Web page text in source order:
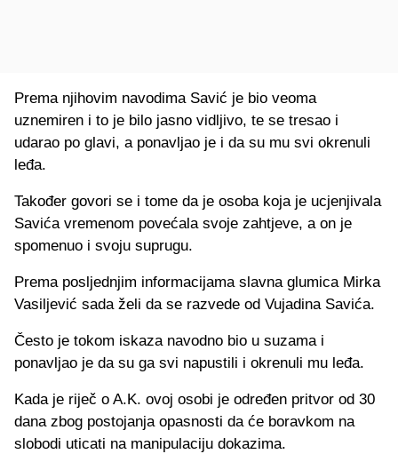
Prema njihovim navodima Savić je bio veoma
uznemiren i to je bilo jasno vidljivo, te se tresao i
udarao po glavi, a ponavljao je i da su mu svi okrenuli
leđa.
Također govori se i tome da je osoba koja je ucjenjivala
Savića vremenom povećala svoje zahtjeve, a on je
spomenuo i svoju suprugu.
Prema posljednjim informacijama slavna glumica Mirka
Vasiljević sada želi da se razvede od Vujadina Savića.
Često je tokom iskaza navodno bio u suzama i
ponavljao je da su ga svi napustili i okrenuli mu leđa.
Kada je riječ o A.K. ovoj osobi je određen pritvor od 30
dana zbog postojanja opasnosti da će boravkom na
slobodi uticati na manipulaciju dokazima.